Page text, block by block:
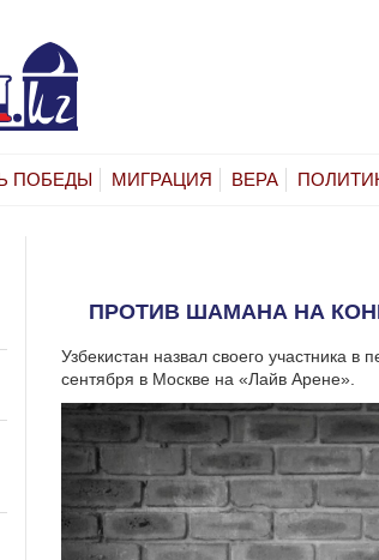
ПОБЕДЫ МИГРАЦИЯ ВЕРА
ПРОТИВ ШАМАНА НА
Узбекистан назвал своего участника
сентября в Москве на «Лайв Арене».